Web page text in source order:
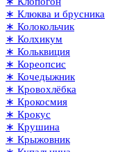
∗ Клюква и брусника
∗ Колокольчик
∗ Колхикум
∗ Кольквиция
∗ Кореопсис
∗ Кочедыжник
∗ Кровохлёбка
∗ Крокосмия
∗ Крокус
∗ Крушина
∗ Крыжовник